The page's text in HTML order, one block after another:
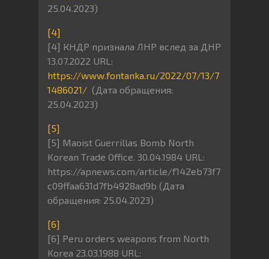
25.04.2023)
[4]
[4] КНДР признала ЛНР вслед за ДНР
13.07.2022 URL:
https://www.fontanka.ru/2022/07/13/7
1486021/ (Дата обращения:
25.04.2023)
[5]
[5] Maoist Guerrillas Bomb North
Korean Trade Office. 30.04.1984 URL:
https://apnews.com/article/f142eb73f7
c09ffaa631d7fb4928ad9b (Дата
обращения: 25.04.2023)
[6]
[6] Peru orders weapons from North
Korea 23.03.1988 URL: